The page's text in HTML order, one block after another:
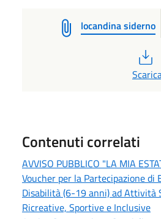
locandina siderno
Contenuti correlati
AVVISO PUBBLICO "LA MIA
Voucher per la Partecipazione di
Disabilità (6-19 anni) ad Attività
Ricreative, Sportive e Inclusive